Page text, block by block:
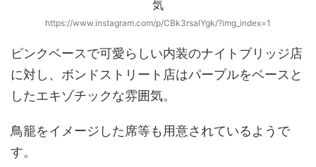
https://www.instagram.com/p/CBk3rsalYgk/?img_index=1
ピンクベースで可愛らしい内装のナイトブリッジ店
に対し、ボンドストリート店はパープルをベースと
したエキゾチックな雰囲気。
鳥籠をイメージした席等も用意されているようで
す。